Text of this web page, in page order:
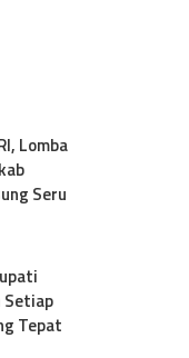
Lomba
Seru
Setiap
Tepat